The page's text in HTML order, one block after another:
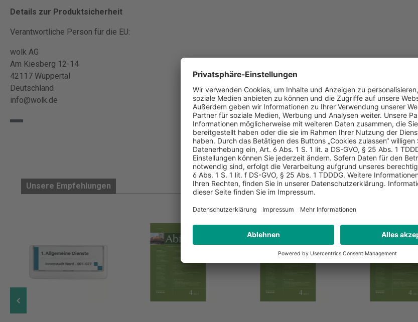
Details zur Produktsicherheit
Verantwortliche Person für die EU:
wolk AG
Am Kiesberg 12-14
42117 Wuppertal
Deutschland
info@wolk.de
Unsere Empfehlungen